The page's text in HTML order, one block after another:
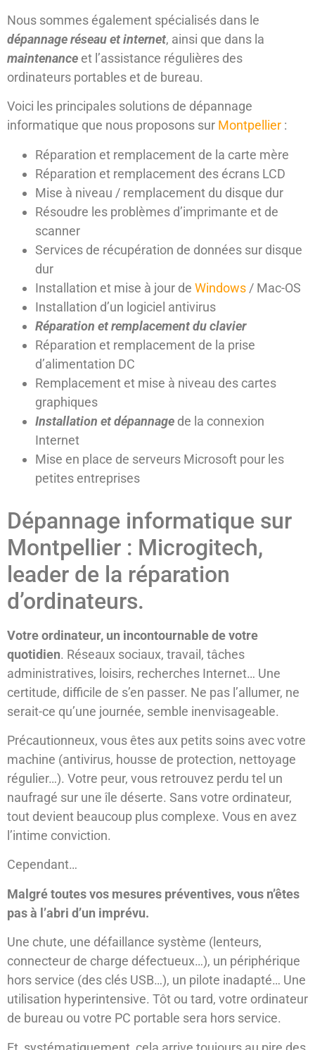
Nous sommes également spécialisés dans le
dépannage réseau et internet, ainsi que dans la
maintenance et l’assistance régulières des
ordinateurs portables et de bureau.
Voici les principales solutions de dépannage
informatique que nous proposons sur Montpellier :
Réparation et remplacement de la carte mère
Réparation et remplacement des écrans LCD
Mise à niveau / remplacement du disque dur
Résoudre les problèmes d’imprimante et de
scanner
Services de récupération de données sur disque
dur
Installation et mise à jour de Windows / Mac-OS
Installation d’un logiciel antivirus
Réparation et remplacement du clavier
Réparation et remplacement de la prise
d’alimentation DC
Remplacement et mise à niveau des cartes
graphiques
Installation et dépannage de la connexion
Internet
Mise en place de serveurs Microsoft pour les
petites entreprises
Dépannage informatique sur
Montpellier : Microgitech,
leader de la réparation
d’ordinateurs.
Votre ordinateur, un incontournable de votre
quotidien. Réseaux sociaux, travail, tâches
administratives, loisirs, recherches Internet… Une
certitude, difficile de s’en passer. Ne pas l’allumer, ne
serait-ce qu’une journée, semble inenvisageable.
Précautionneux, vous êtes aux petits soins avec votre
machine (antivirus, housse de protection, nettoyage
régulier…). Votre peur, vous retrouvez perdu tel un
naufragé sur une île déserte. Sans votre ordinateur,
tout devient beaucoup plus complexe. Vous en avez
l’intime conviction.
Cependant…
Malgré toutes vos mesures préventives, vous n’êtes
pas à l’abri d’un imprévu.
Une chute, une défaillance système (lenteurs,
connecteur de charge défectueux…), un périphérique
hors service (des clés USB…), un pilote inadapté… Une
utilisation hyperintensive. Tôt ou tard, votre ordinateur
de bureau ou votre PC portable sera hors service.